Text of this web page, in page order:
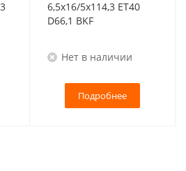
6,5x16/5x114,3 ET40
D66,1 BKF
Нет в наличии
Подробнее